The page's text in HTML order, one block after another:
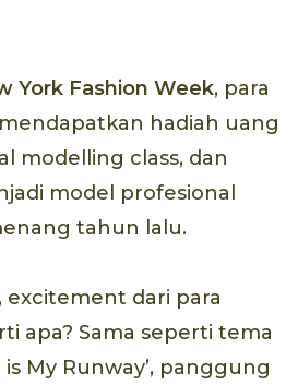
York Fashion Week, para
hadiah uang
modelling class, dan
model profesional
tahun lalu.
excitement dari para
apa? Sama seperti tema
My Runway’, panggung